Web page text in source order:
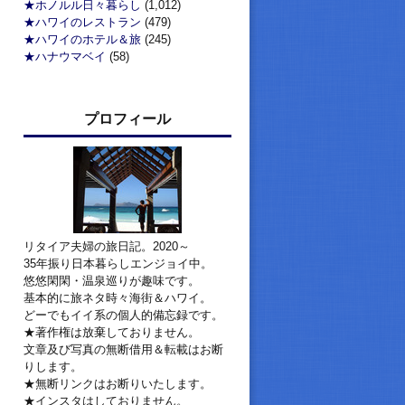
★ホノルル日々暮らし (1,012)
★ハワイのレストラン (479)
★ハワイのホテル＆旅 (245)
★ハナウマベイ (58)
プロフィール
リタイア夫婦の旅日記。2020～
35年振り日本暮らしエンジョイ中。
悠悠閑閑・温泉巡りが趣味です。
基本的に旅ネタ時々海街＆ハワイ。
どーでもイイ系の個人的備忘録です。
★著作権は放棄しておりません。
文章及び写真の無断借用＆転載はお断
りします。
★無断リンクはお断りいたします。
★インスタはしておりません。